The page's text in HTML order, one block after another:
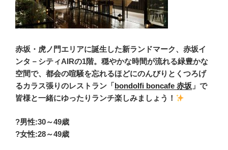
赤坂・虎ノ門エリアに誕生した新ランドマーク、赤坂イ
ンタ－シティAIRの1階。穏やかな時間が流れる緑豊かな
空間で、都会の喧騒を忘れるほどにのんびりとくつろげ
るカラス張りのレストラン「bondolfi boncafe 赤坂 」で
皆様と一緒にゆったりランチ楽しみましょう！
?男性:30～49歳
?女性:28～49歳